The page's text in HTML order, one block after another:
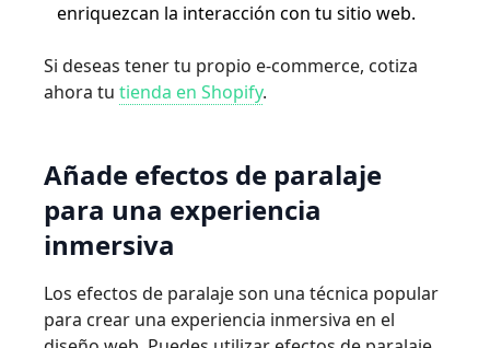
enriquezcan la interacción con tu sitio web.
Si deseas tener tu propio e-commerce, cotiza
ahora tu tienda en Shopify.
Añade efectos de paralaje
para una experiencia
inmersiva
Los efectos de paralaje son una técnica popular
para crear una experiencia inmersiva en el